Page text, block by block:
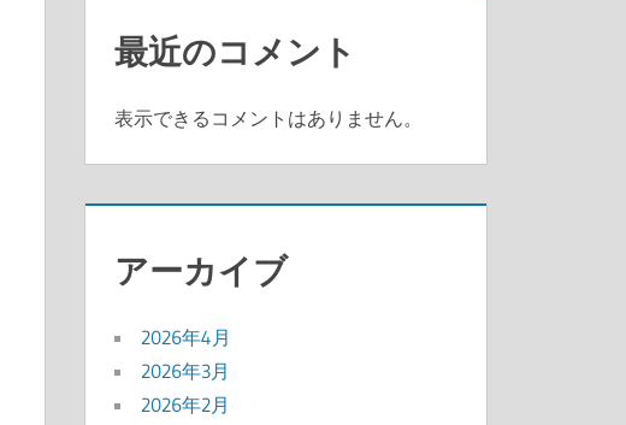
最近のコメント
表示できるコメントはありません。
アーカイブ
2026年4月
2026年3月
2026年2月